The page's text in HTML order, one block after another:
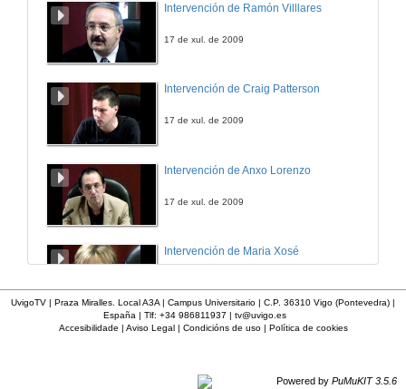
Intervención de Ramón Villlares
17 de xul. de 2009
Intervención de Craig Patterson
17 de xul. de 2009
Intervención de Anxo Lorenzo
17 de xul. de 2009
Intervención de Maria Xosé
Intervención de Rosario Álvarez
UvigoTV | Praza Miralles. Local A3A | Campus Universitario | C.P. 36310 Vigo (Pontevedra) |
España | Tlf: +34 986811937 | tv@uvigo.es
Accesibilidade | Aviso Legal| Condicións de uso| Política de cookies
Powered by PuMuKIT 3.5.6